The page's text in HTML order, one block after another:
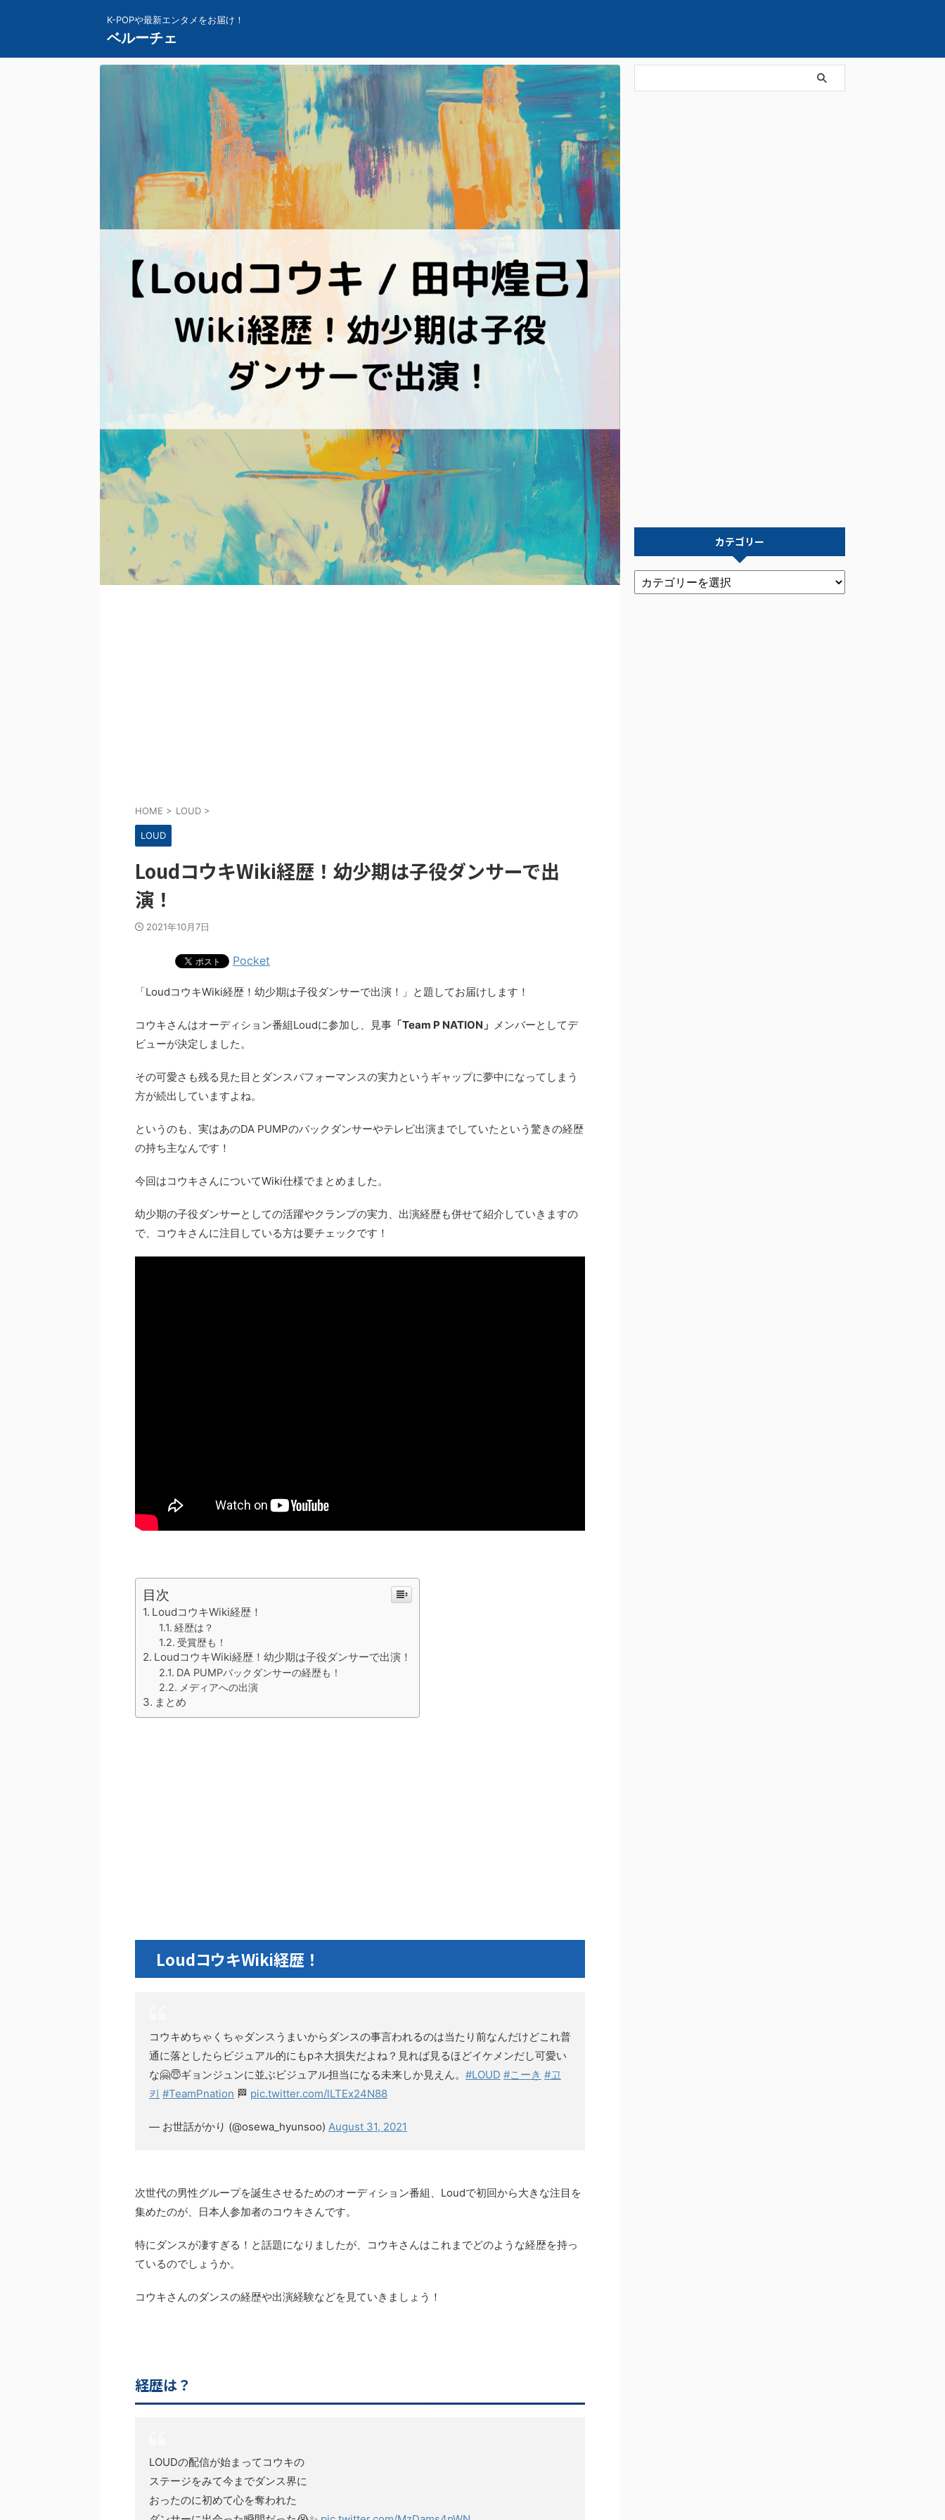
K-POPや最新エンタメをお届け！
ベルーチェ
HOME > LOUD >
LOUD
LoudコウキWiki経歴！幼少期は子役ダンサーで出
演！
2021年10月7日
Pocket
「LoudコウキWiki経歴！幼少期は子役ダンサーで出演！」と題してお届けします！
コウキさんはオーディション番組Loudに参加し、見事 「Team P NATION」 メンバーとしてデ
ビューが決定しました。
その可愛さも残る見た目とダンスパフォーマンスの実力というギャップに夢中になってしまう
方が続出していますよね。
というのも、実はあのDA PUMPのバックダンサーやテレビ出演までしていたという驚きの経歴
の持ち主なんです！
今回はコウキさんについてWiki仕様でまとめました。
幼少期の子役ダンサーとしての活躍やクランプの実力、出演経歴も併せて紹介していきますの
で、コウキさんに注目している方は要チェックです！
目次
LoudコウキWiki経歴！
経歴は？
受賞歴も！
LoudコウキWiki経歴！幼少期は子役ダンサーで出演！
DA PUMPバックダンサーの経歴も！
メディアへの出演
まとめ
LoudコウキWiki経歴！
コウキめちゃくちゃダンスうまいからダンスの事言われるのは当たり前なんだけどこれ普
通に落としたらビジュアル的にもpネ大損失だよね？見れば見るほどイケメンだし可愛い
な🤗😇ギョンジュンに並ぶビジュアル担当になる未来しか見えん。 #LOUD #こーき #고
키 #TeamPnation 🏁 pic.twitter.com/lLTEx24N88
— お世話がかり (@osewa_hyunsoo) August 31, 2021
次世代の男性グループを誕生させるためのオーディション番組、Loudで初回から大きな注目を
集めたのが、日本人参加者のコウキさんです。
特にダンスが凄すぎる！と話題になりましたが、コウキさんはこれまでどのような経歴を持っ
ているのでしょうか。
コウキさんのダンスの経歴や出演経験などを見ていきましょう！
経歴は？
LOUDの配信が始まってコウキの
ステージをみて今までダンス界に
おったのに初めて心を奪われた
カテゴリー